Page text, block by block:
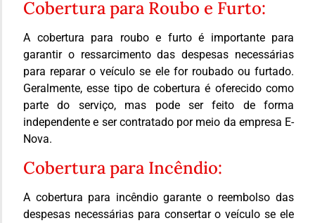
Cobertura para Roubo e Furto:
A cobertura para roubo e furto é importante para
garantir o ressarcimento das despesas necessárias
para reparar o veículo se ele for roubado ou furtado.
Geralmente, esse tipo de cobertura é oferecido como
parte do serviço, mas pode ser feito de forma
independente e ser contratado por meio da empresa E-
Nova.
Cobertura para Incêndio:
A cobertura para incêndio garante o reembolso das
despesas necessárias para consertar o veículo se ele